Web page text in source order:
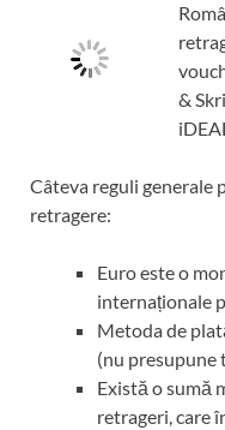
&
Câteva reguli generale
retragere:
Euro este o
internaționale
Metoda de
(nu presupune
Există o sumă
retrageri, care